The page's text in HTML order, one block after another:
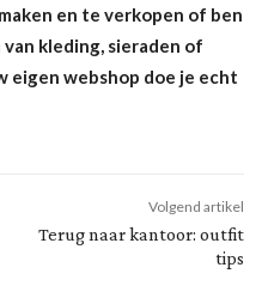
en te verkopen of ben
kleding, sieraden of
eigen webshop doe je echt
Volgend artikel
Terug naar kantoor: outfit
tips